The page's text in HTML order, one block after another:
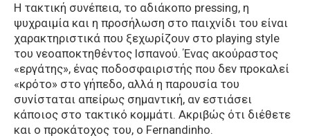
Η τακτική συνέπεια, το αδιάκοπο pressing, η
ψυχραιμία και η προσήλωση στο παιχνίδι του είναι
χαρακτηριστικά που ξεχωρίζουν στο playing style
του νεοαποκτηθέντος Ισπανού. Ένας ακούραστος
«εργάτης», ένας ποδοσφαιριστής που δεν προκαλεί
«κρότο» στο γήπεδο, αλλά η παρουσία του
συνίσταται απείρως σημαντική, αν εστιάσει
κάποιος στο τακτικό κομμάτι. Ακριβώς ότι διέθετε
και ο προκάτοχος του, ο Fernandinho.